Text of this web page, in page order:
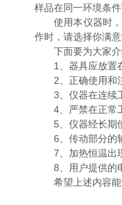
样品在同一环境条
使用本仪器时，
作时，请选择你满
下面要为大家介
1、器具应放置在
2、正确使用和注
3、仪器在连续工
4、严禁在正常工
5、仪器经长期使
6、传动部分的轴
7、加热恒温出现
8、用户提供的电
希望上述内容能